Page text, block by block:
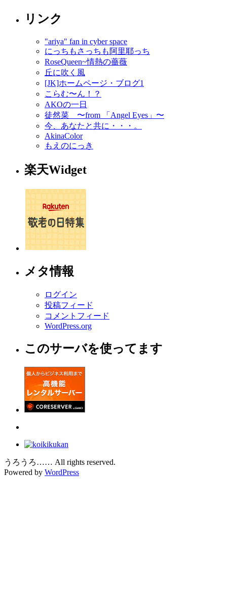
リンク
"ariya" fan in cyber space
にっちもさっちも阿里耶っち
RoseQueen~情熱の薔薇
丘に吹く風
[JK]ホームページ・ブログ1
こらむ〜ん！？
AKOの一日
徒然菜 〜from 「Angel Eyes」〜
今、あなたと共に・・・。
AkinaColor
もえのにっき
楽天Widget
メタ情報
ログイン
投稿フィード
コメントフィード
WordPress.org
このサーバを使ってます
うろうろ…… All rights reserved.
Powered by WordPress